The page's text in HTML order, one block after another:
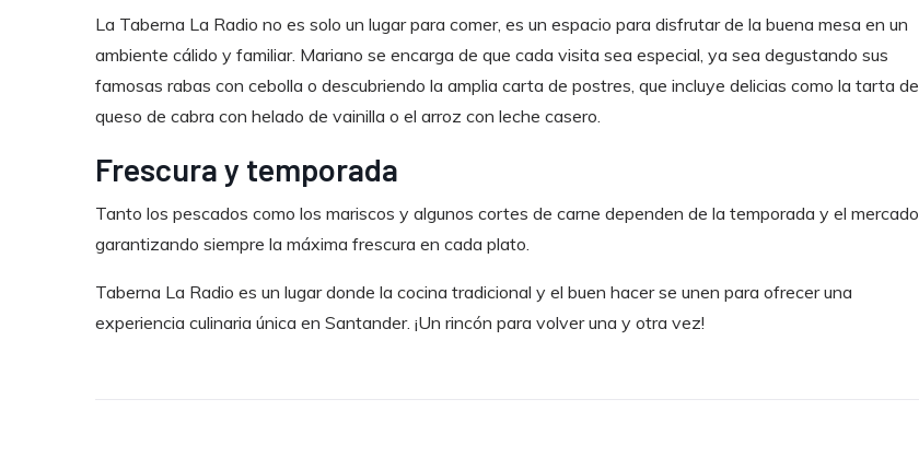
La Taberna La Radio no es solo un lugar para comer, es un espacio para disfrutar de la buena mesa en un
ambiente cálido y familiar. Mariano se encarga de que cada visita sea especial, ya sea degustando sus
famosas rabas con cebolla o descubriendo la amplia carta de postres, que incluye delicias como la tarta de
queso de cabra con helado de vainilla o el arroz con leche casero.
Frescura y temporada
Tanto los pescados como los mariscos y algunos cortes de carne dependen de la temporada y el mercado,
garantizando siempre la máxima frescura en cada plato.
Taberna La Radio es un lugar donde la cocina tradicional y el buen hacer se unen para ofrecer una
experiencia culinaria única en Santander. ¡Un rincón para volver una y otra vez!